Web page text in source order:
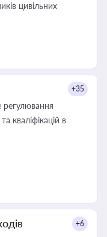
цивільних
+35
кваліфікацій в
+6